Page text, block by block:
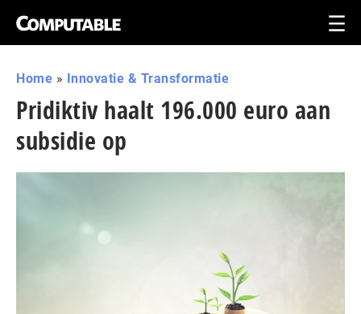
Home » Innovatie & Transformatie
Pridiktiv haalt 196.000 euro aan
subsidie op